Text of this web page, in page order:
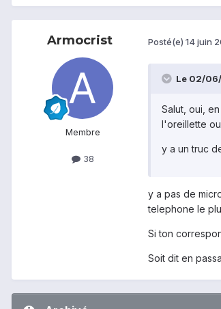
Armocrist
Membre
38
Posté(e) 14 juin
Le 02/
Salut, oui,
l'oreillette
y a un truc
y a pas de
telephone le
Si ton
Soit dit en